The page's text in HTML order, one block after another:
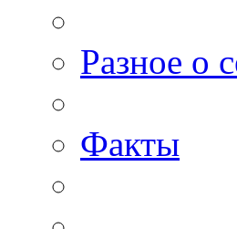
Разное о
Факты